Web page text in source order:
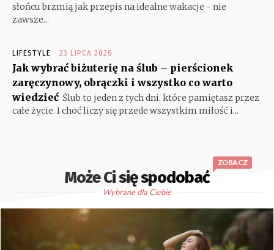
słońcu brzmią jak przepis na idealne wakacje - nie
zawsze...
LIFESTYLE 23 LIPCA 2026
Jak wybrać biżuterię na ślub – pierścionek
zaręczynowy, obrączki i wszystko co warto
wiedzieć Ślub to jeden z tych dni, które pamiętasz przez
całe życie. I choć liczy się przede wszystkim miłość i...
Może Ci się spodobać
ZOBACZ
Wybrane dla Ciebie